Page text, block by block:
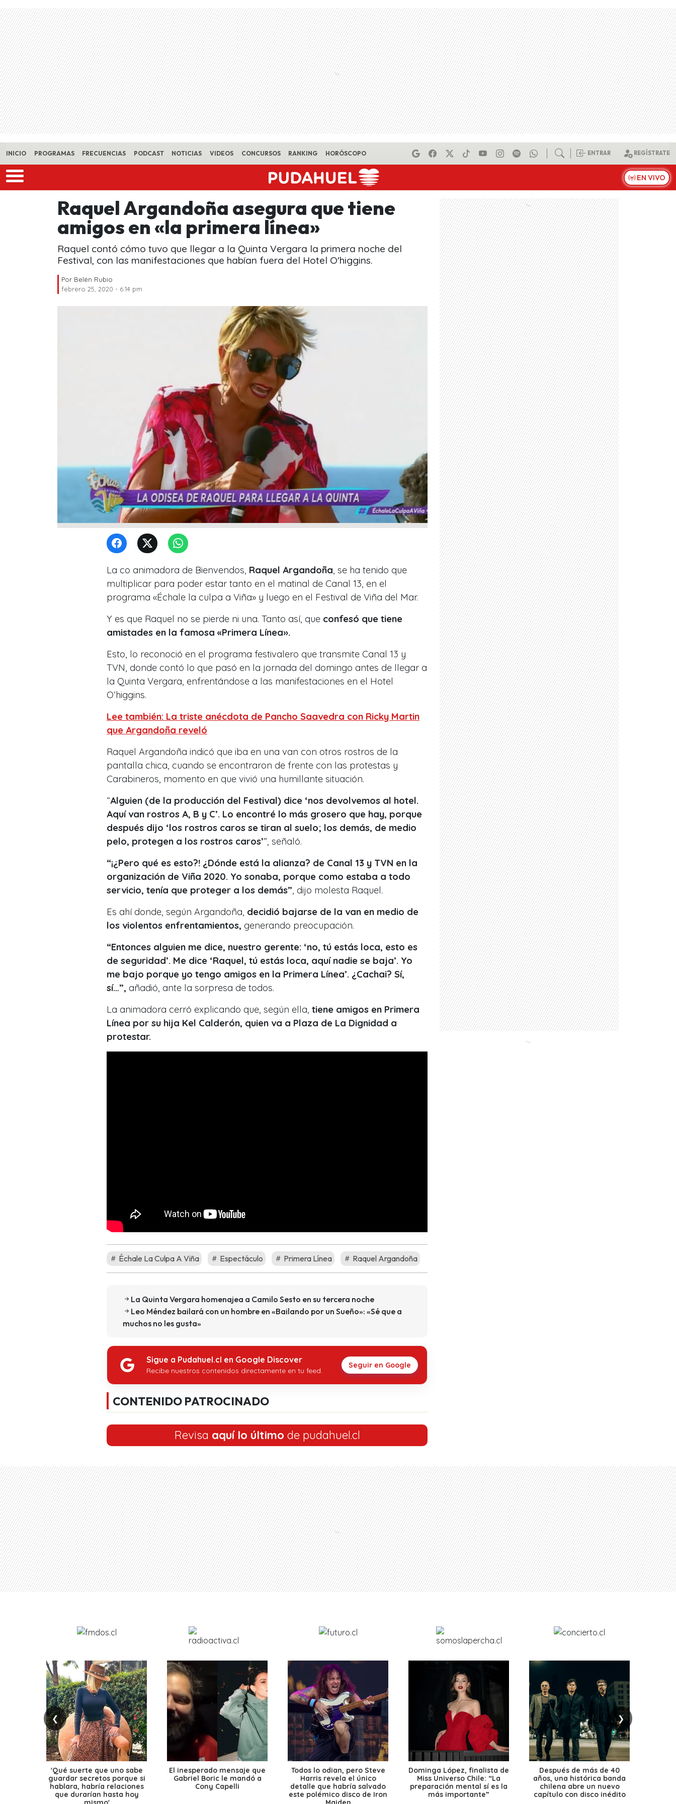
Skip to main content
INICIO PROGRAMAS FRECUENCIAS PODCAST NOTICIAS VIDEOS CONCURSOS RANKING HORÓSCOPO ENTRAR REGÍSTRATE
EN VIVO
Raquel Argandoña asegura que tiene
amigos en «la primera línea»
Raquel contó cómo tuvo que llegar a la Quinta Vergara la primera noche del
Festival, con las manifestaciones que habían fuera del Hotel O'higgins.
Por Belén Rubio
febrero 25, 2020 - 6:14 pm
La co animadora de Bienvendos, Raquel Argandoña, se ha tenido que
multiplicar para poder estar tanto en el matinal de Canal 13, en el
programa «Échale la culpa a Viña» y luego en el Festival de Viña del Mar.
Y es que Raquel no se pierde ni una. Tanto así, que confesó que tiene
amistades en la famosa «Primera Línea».
Esto, lo reconoció en el programa festivalero que transmite Canal 13 y
TVN, donde contó lo que pasó en la jornada del domingo antes de llegar a
la Quinta Vergara, enfrentándose a las manifestaciones en el Hotel
O’higgins.
Lee también: La triste anécdota de Pancho Saavedra con Ricky Martin
que Argandoña reveló
Raquel Argandoña indicó que iba en una van con otros rostros de la
pantalla chica, cuando se encontraron de frente con las protestas y
Carabineros, momento en que vivió una humillante situación.
“Alguien (de la producción del Festival) dice ‘nos devolvemos al hotel.
Aquí van rostros A, B y C’. Lo encontré lo más grosero que hay, porque
después dijo ‘los rostros caros se tiran al suelo; los demás, de medio
pelo, protegen a los rostros caros’”, señaló.
“¡¿Pero qué es esto?! ¿Dónde está la alianza? de Canal 13 y TVN en la
organización de Viña 2020. Yo sonaba, porque como estaba a todo
servicio, tenía que proteger a los demás”, dijo molesta Raquel.
Es ahí donde, según Argandoña, decidió bajarse de la van en medio de
los violentos enfrentamientos, generando preocupación.
“Entonces alguien me dice, nuestro gerente: ‘no, tú estás loca, esto es
de seguridad’. Me dice ‘Raquel, tú estás loca, aquí nadie se baja’. Yo
me bajo porque yo tengo amigos en la Primera Línea’. ¿Cachai? Sí,
sí…”, añadió, ante la sorpresa de todos.
La animadora cerró explicando que, según ella, tiene amigos en Primera
Línea por su hija Kel Calderón, quien va a Plaza de La Dignidad a
protestar.
Échale La Culpa A Viña Espectáculo Primera Línea Raquel Argandoña
La Quinta Vergara homenajea a Camilo Sesto en su tercera noche
Leo Méndez bailará con un hombre en «Bailando por un Sueño»: «Sé que a
muchos no les gusta»
Sigue a Pudahuel.cl en Google Discover
Recibe nuestros contenidos directamente en tu feed.
Seguir en Google
CONTENIDO PATROCINADO
Revisa aquí lo último de pudahuel.cl
❮ ❯
'Qué suerte que uno sabe
guardar secretos porque si
hablara, habría relaciones
que durarían hasta hoy
El inesperado mensaje que
Gabriel Boric le mandó a
Cony Capelli
Todos lo odian, pero Steve
Harris revela el único
detalle que habría salvado
este polémico disco de Iron
Dominga López, finalista de
Miss Universo Chile: “La
preparación mental sí es la
más importante”
Después de más de 40
años, una histórica banda
chilena abre un nuevo
capítulo con disco inédito